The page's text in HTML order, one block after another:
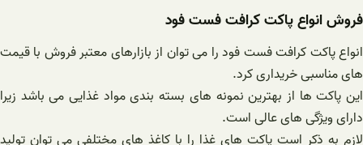
فروش انواع پاکت کرافت فست فود
انواع پاکت کرافت فست فود را می توان از بازارهای معتبر فروش با قیمت
های مناسبی خریداری کرد.
این پاکت ها از بهترین نمونه های بسته بندی مواد غذایی می باشد زیرا
دارای ویژگی های عالی است.
لازم به ذکر است پاکت های غذا را با کاغذ های مختلفی می ‌توان تولید